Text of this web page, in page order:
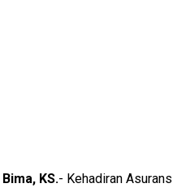
KS.- Kehadiran